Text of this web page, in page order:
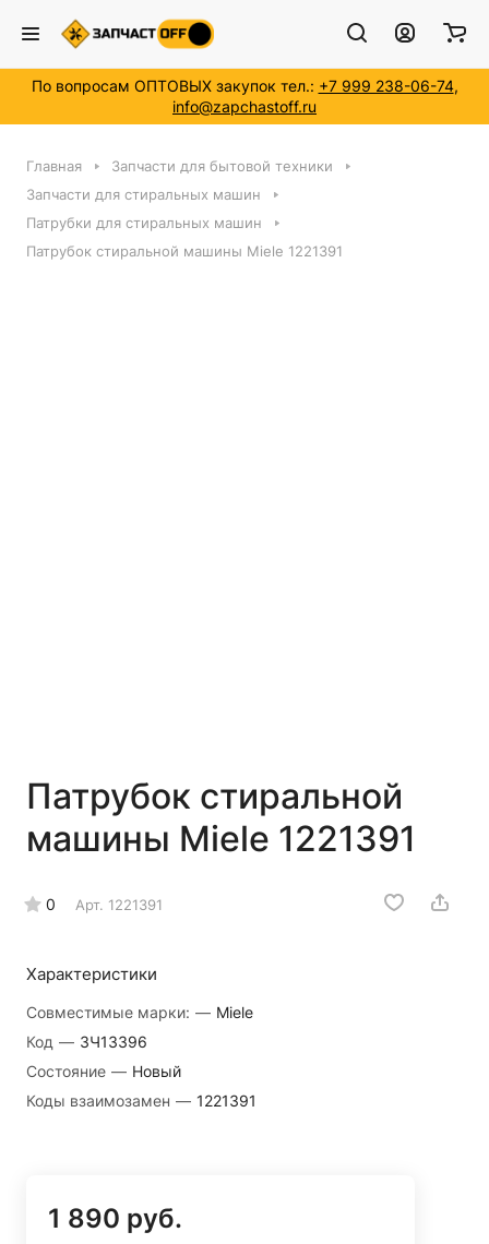
По вопросам ОПТОВЫХ закупок тел.: +7 999 238-06-74,
info@zapchastoff.ru
Главная
Запчасти для бытовой техники
Запчасти для стиральных машин
Патрубки для стиральных машин
Патрубок стиральной машины Miele 1221391
Патрубок стиральной
машины Miele 1221391
0 Арт. 1221391
Характеристики
Совместимые марки: — Miele
Код — ЗЧ13396
Состояние — Новый
Коды взаимозамен — 1221391
1 890 руб.